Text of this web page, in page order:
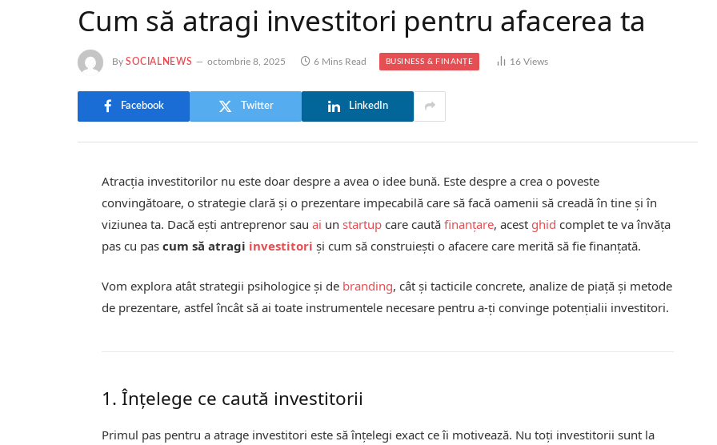
Cum să atragi investitori pentru afacerea ta
By SOCIALNEWS octombrie 8, 2025 6 Mins Read BUSINESS & FINANȚE 16Views
Facebook Twitter LinkedIn
Atracția investitorilor nu este doar despre a avea o idee bună. Este despre a crea o poveste
convingătoare, o strategie clară și o prezentare impecabilă care să facă oamenii să creadă în tine și în
viziunea ta. Dacă ești antreprenor sauai unstartup care cautăfinanțare, acest ghid complet te va învăța
pas cu pascum să atragi investitori și cum să construiești o afacere care merită să fie finanțată.
Vom explora atât strategii psihologice și de branding, cât și tacticile concrete, analize de piață și metode
de prezentare, astfel încât să ai toate instrumentele necesare pentru a-ți convinge potențialii investitori.
1. Înțelege ce caută investitorii
Primul pas pentru a atrage investitori este să înțelegi exact ce îi motivează. Nu toți investitorii sunt la